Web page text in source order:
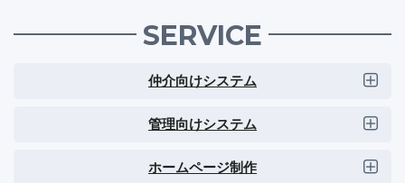
SERVICE
仲介向けシステム
管理向けシステム
ホームページ制作